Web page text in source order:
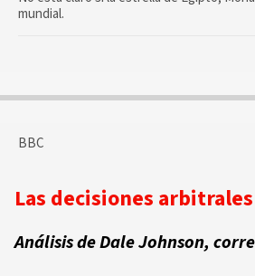
mundial.
BBC
Las decisiones
Análisis de Dale Johnson,